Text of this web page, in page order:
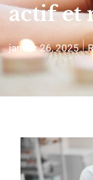
actif et
janvier 26, 2025